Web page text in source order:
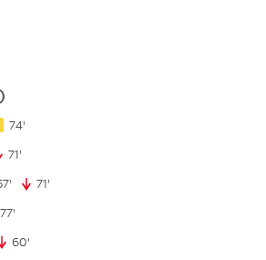
74'
71'
57. minute
71'
77'
60'